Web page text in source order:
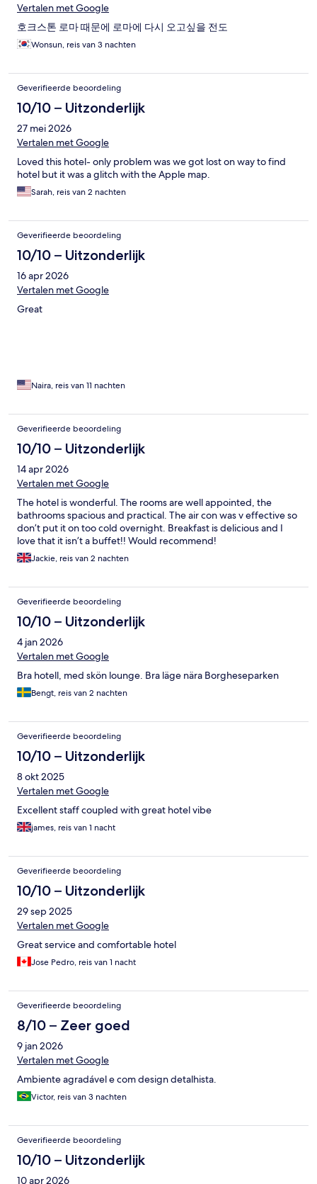
Vertalen met Google
호크스톤 로마 때문에 로마에 다시 오고싶을 전도
Wonsun, reis van 3 nachten
Geverifieerde beoordeling
10/10 – Uitzonderlijk
27 mei 2026
Vertalen met Google
Loved this hotel- only problem was we got lost on way to find
hotel but it was a glitch with the Apple map.
Sarah, reis van 2 nachten
Geverifieerde beoordeling
10/10 – Uitzonderlijk
16 apr 2026
Vertalen met Google
Great
Naira, reis van 11 nachten
Geverifieerde beoordeling
10/10 – Uitzonderlijk
14 apr 2026
Vertalen met Google
The hotel is wonderful. The rooms are well appointed, the
bathrooms spacious and practical. The air con was v effective so
don’t put it on too cold overnight. Breakfast is delicious and I
love that it isn’t a buffet!! Would recommend!
Jackie, reis van 2 nachten
Geverifieerde beoordeling
10/10 – Uitzonderlijk
4 jan 2026
Vertalen met Google
Bra hotell, med skön lounge. Bra läge nära Borgheseparken
Bengt, reis van 2 nachten
Geverifieerde beoordeling
10/10 – Uitzonderlijk
8 okt 2025
Vertalen met Google
Excellent staff coupled with great hotel vibe
james, reis van 1 nacht
Geverifieerde beoordeling
10/10 – Uitzonderlijk
29 sep 2025
Vertalen met Google
Great service and comfortable hotel
Jose Pedro, reis van 1 nacht
Geverifieerde beoordeling
8/10 – Zeer goed
9 jan 2026
Vertalen met Google
Ambiente agradável e com design detalhista.
Victor, reis van 3 nachten
Geverifieerde beoordeling
10/10 – Uitzonderlijk
10 apr 2026